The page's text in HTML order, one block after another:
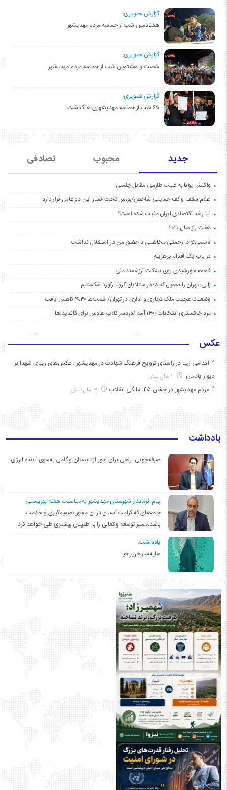
گزارش تصویری:
هفتادمین شب از حماسه مردم مهدیشهر
گزارش تصویری:
شصت و هشتمین شب از حماسه مردم مهدیشهر
گزارش تصویری:
۶۵ شب از حماسه مهدیشهری ها گذشت
جدید محبوب تصادفی
واکنش یوفا به غیبت طارمی مقابل چلسی
اعلام سقف و کف حمایتی شاخص/بورس تحت فشار این دو عامل قرار دارد
آیا رشد اقتصادی ایران مثبت شده است؟
هفت راز سال ۲۰۲۰
قاسمی‌نژاد: رحمتی مخالفتی با حضور من در استقلال نداشت
در باب یک اقدام پرهزینه
فاجعه خورشیدی روی نیمکت ارزشمند ملی
زالی: تهران را تعطیل کنید؛ در مبتلایان کرونا رکورد شکستیم
وضعیت عجیب ملک تجاری و اداری در تهران/ قیمت‌ها ۳۰% کاهش یافت
مردِ خاکستری انتخابات ۱۴۰۰ آمد /دردسر کلاب هاوس برای کاندیداها
عکس
اقدامی زیبا در راستای ترویج فرهنگ شهادت در مهدیشهر ؛ عکس‌های زیبای شهدا بر
دیوار یادمان
مردم مهدیشهر در جشن ۴۵ سالگیِ انقلاب
یادداشت
صرفه‌جویی، راهی برای عبور از تابستان و گامی به‌سوی آینده انرژی
پیام فرماندار شهرستان مهدیشهر به مناسبت هفته بهزیستی:
جامعه‌ای که کرامت انسان در آن محور تصمیم‌گیری و خدمت
باشد،مسیر توسعه و تعالی را با اطمینان بیشتری طی خواهد کرد.
یادداشت؛
سایه‌سار حریر حیا